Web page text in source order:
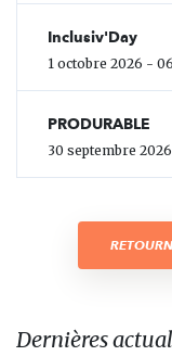
Inclusiv'Day
1 octobre 2026 -
PRODURABLE
30 septembre
Dernières